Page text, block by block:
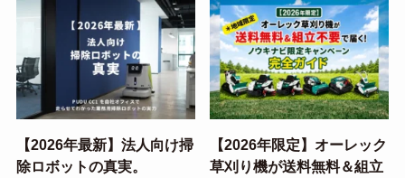
【2026年最新】法人向け掃
除ロボットの真実。
【2026年限定】オーレック
草刈り機が送料無料＆組立